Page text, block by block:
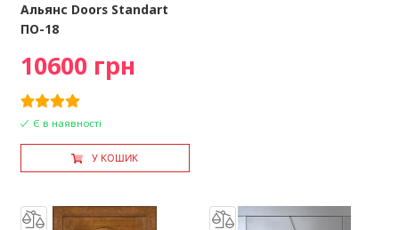
Альянс Doors Standart
ПО-18
10600 грн
Є в наявності
У КОШИК